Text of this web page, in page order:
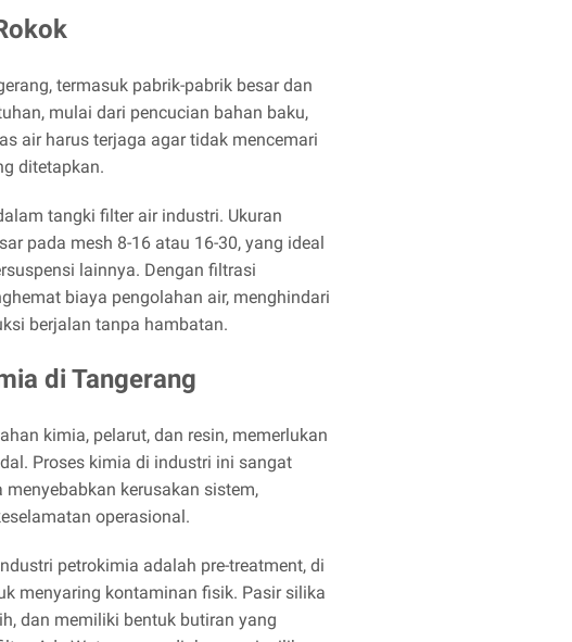
termasuk pabrik-pabrik besar dan
mulai dari pencucian bahan baku,
air harus terjaga agar tidak mencemari
ditetapkan.
tangki filter air industri. Ukuran
pada mesh 8-16 atau 16-30, yang ideal
lainnya. Dengan filtrasi
biaya pengolahan air, menghindari
berjalan tanpa hambatan.
di Tangerang
kimia, pelarut, dan resin, memerlukan
Proses kimia di industri ini sangat
kerusakan sistem,
operasional.
petrokimia adalah pre-treatment, di
menyaring kontaminan fisik. Pasir silika
dan memiliki bentuk butiran yang